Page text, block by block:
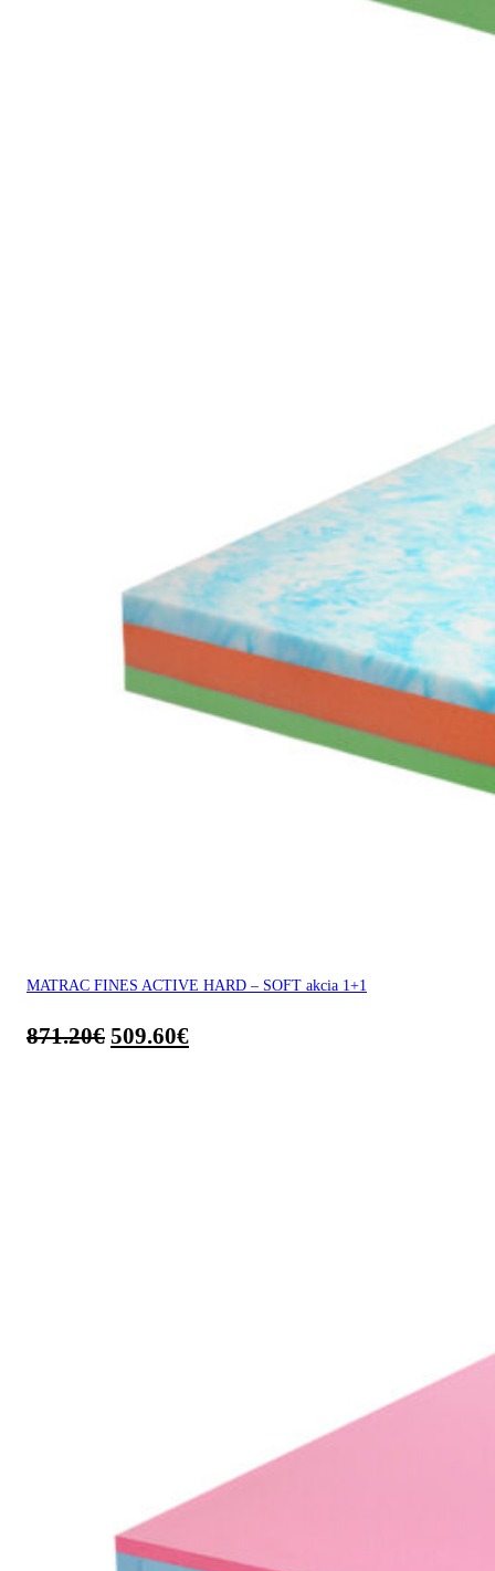
MATRAC FINES ACTIVE HARD – SOFT akcia 1+1
871.20€ 509.60€